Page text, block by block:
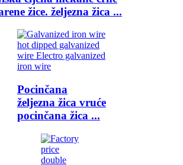
žice. željezna žica ...
Pocinčana
željezna žica vruće
pocinčana žica ...